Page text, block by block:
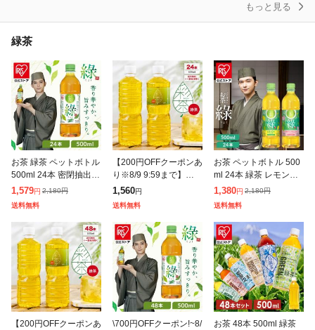
もっと見る
緑茶
お茶 緑茶 ペットボトル
500ml 24本 密閉抽出
香り高い 旨みすっきり
まろやか 飲みやすい 食
事 朝に合う まとめ買い
1,579円 2,180円
送料無料
【200円OFFクーポンあ
り※8/9 9:59まで】緑茶
彩茶-あやちゃ- お茶 50
0ml×24本 ペットボトル
ライフドリン
1,560円
送料無料
お茶 ペットボトル 500
ml 24本 緑茶 レモンフ
レーバー 白桃フレーバ
ー 低温密閉抽出 すっき
り まろやか 飲みやすい
1,380円 2,180円
送料無料
【200円OFFクーポンあ
\700円OFFクーポン!~8/
お茶 48本 500ml 緑茶